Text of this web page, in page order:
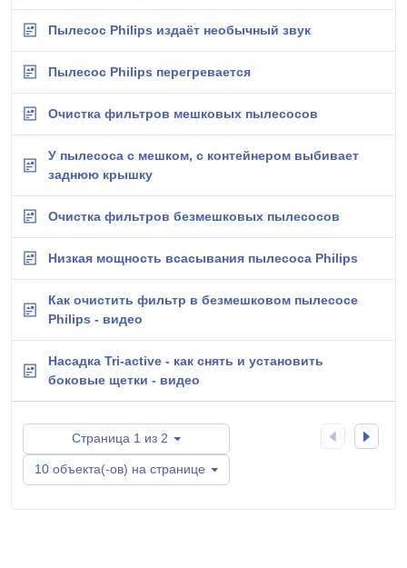
Пылесос Philips издаёт необычный звук
Пылесос Philips перегревается
Очистка фильтров мешковых пылесосов
У пылесоса с мешком, с контейнером выбивает
заднюю крышку
Очистка фильтров безмешковых пылесосов
Низкая мощность всасывания пылесоса Philips
Как очистить фильтр в безмешковом пылесосе
Philips - видео
Насадка Tri-active - как снять и установить
боковые щетки - видео
Страница 1 из 2
10 объекта(-ов) на странице